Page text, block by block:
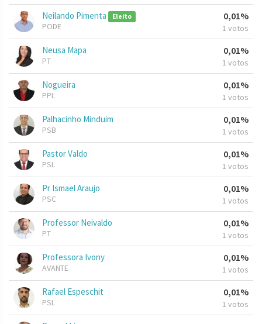
Neilando Pimenta Eleito
PODE
0,01%
1 votos
Neusa Mapa
PT
0,01%
1 votos
Nogueira
PPL
0,01%
1 votos
Palhacinho Minduim
PSB
0,01%
1 votos
Pastor Valdo
PSL
0,01%
1 votos
Pr Ismael Araujo
PSC
0,01%
1 votos
Professor Neivaldo
PT
0,01%
1 votos
Professora Ivony
AVANTE
0,01%
1 votos
Rafael Espeschit
PSL
0,01%
1 votos